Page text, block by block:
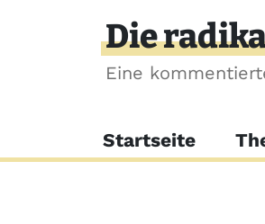
Die
Eine
Startseite